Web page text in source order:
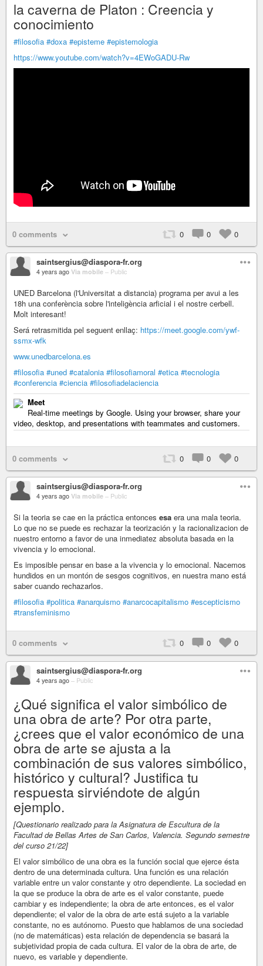
la caverna de Platon : Creencia y
conocimiento
#filosofia #doxa #episteme #epistemologia
https://www.youtube.com/watch?v=4EWoGADU-Rw
0 comments 0 0 0
saintsergius@diaspora-fr.org
4 years ago Via mobile – Public
UNED Barcelona (l'Universitat a distancia) programa per avui a les
18h una conferència sobre l'inteligència arficial i el nostre cerbell.
Molt interesant!
Será retrasmitida pel seguent enllaç: https://meet.google.com/ywf-
ssmx-wfk
www.unedbarcelona.es
#filosofia #uned #catalonia #filosofiamoral #etica #tecnologia
#conferencia #ciencia #filosofiadelaciencia
Meet
Real-time meetings by Google. Using your browser, share your
video, desktop, and presentations with teammates and customers.
0 comments 0 0 0
saintsergius@diaspora-fr.org
4 years ago Via mobile – Public
Si la teoria se cae en la práctica entonces esa era una mala teoria.
Lo que no se puede es rechazar la teorización y la racionalizacion de
nuestro entorno a favor de una inmediatez absoluta basada en la
vivencia y lo emocional.
Es imposible pensar en base a la vivencia y lo emocional. Nacemos
hundidos en un montón de sesgos cognitivos, en nuestra mano está
saber cuando rechazarlos.
#filosofia #politica #anarquismo #anarcocapitalismo #escepticismo
#transfeminismo
0 comments 0 0 0
saintsergius@diaspora-fr.org
4 years ago – Public
¿Qué significa el valor simbólico de
una obra de arte? Por otra parte,
¿crees que el valor económico de una
obra de arte se ajusta a la
combinación de sus valores simbólico,
histórico y cultural? Justifica tu
respuesta sirviéndote de algún
ejemplo.
[Questionario realizado para la Asignatura de Escultura de la
Facultad de Bellas Artes de San Carlos, Valencia. Segundo semestre
del curso 21/22]
El valor simbólico de una obra es la función social que ejerce ésta
dentro de una determinada cultura. Una función es una relación
variable entre un valor constante y otro dependiente. La sociedad en
la que se produce la obra de arte es el valor constante, puede
cambiar y es independiente; la obra de arte entonces, es el valor
dependiente; el valor de la obra de arte está sujeto a la variable
constante, no es autónomo. Puesto que hablamos de una sociedad
(no de matemáticas) esta relación de dependencia se basará la
subjetividad propia de cada cultura. El valor de la obra de arte, de
nuevo, es variable y dependiente.